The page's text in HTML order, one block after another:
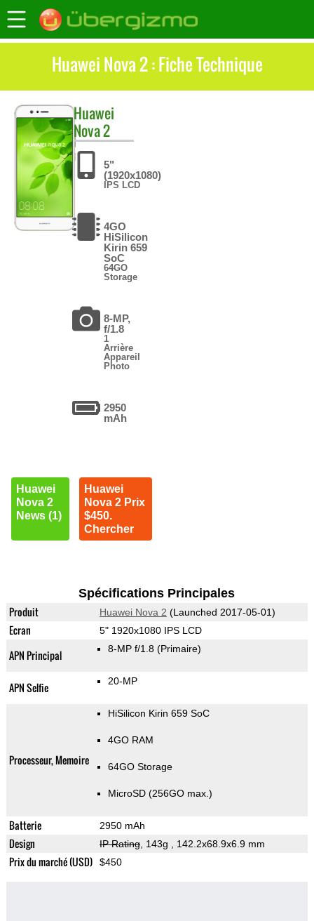
Huawei Nova 2 : Fiche Technique
Huawei
Nova 2
5"
(1920x1080)
IPS LCD
4GO
HiSilicon
Kirin 659
SoC
64GO
Storage
8-MP,
f/1.8
1
Arrière
Appareil
Photo
2950
mAh
Huawei
Nova 2
News (1)
Huawei
Nova 2 Prix
$450.
Chercher
Spécifications Principales
Produit Huawei Nova 2 (Launched 2017-05-01)
Ecran 5" 1920x1080 IPS LCD
APN Principal 8-MP f/1.8 (Primaire)
APN Selfie 20-MP
Processeur, Memoire
HiSilicon Kirin 659 SoC
4GO RAM
64GO Storage
MicroSD (256GO max.)
Batterie 2950 mAh
Design IP Rating, 143g , 142.2x68.9x6.9 mm
Prix du marché (USD) $450